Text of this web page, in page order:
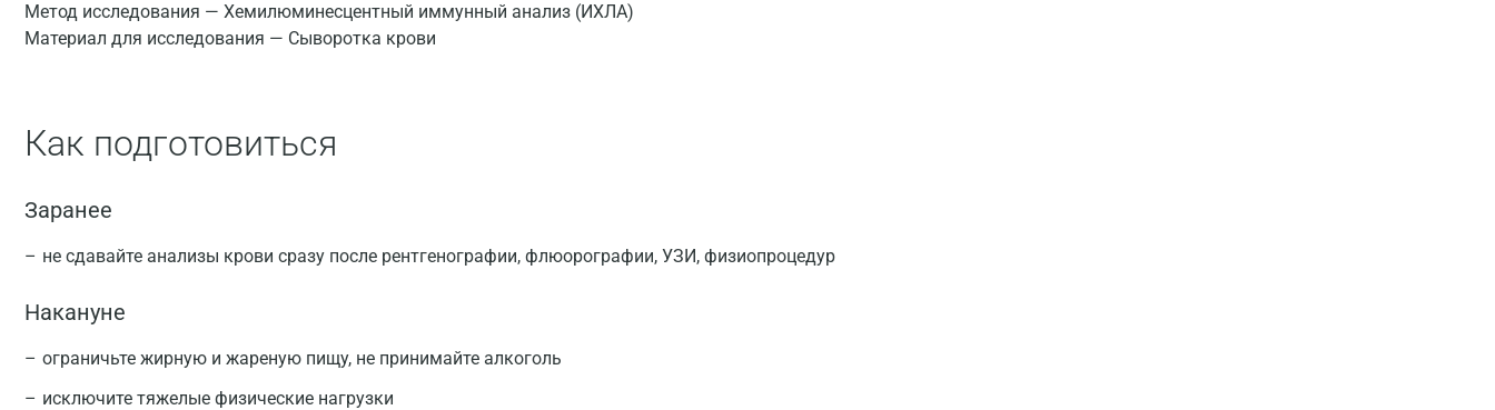
Метод исследования — Xемилюминесцентный иммунный анализ (ИХЛА)
Материал для исследования — Сыворотка крови
Как подготовиться
Заранее
не сдавайте анализы крови сразу после рентгенографии, флюорографии, УЗИ, физиопроцедур
Накануне
ограничьте жирную и жареную пищу, не принимайте алкоголь
исключите тяжелые физические нагрузки